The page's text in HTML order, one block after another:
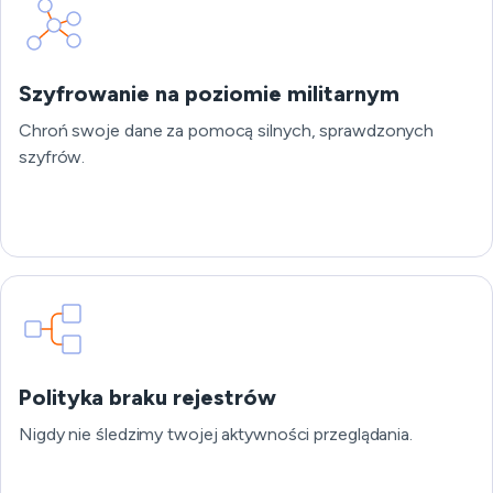
Szyfrowanie na poziomie militarnym
Chroń swoje dane za pomocą silnych, sprawdzonych
szyfrów.
Polityka braku rejestrów
Nigdy nie śledzimy twojej aktywności przeglądania.